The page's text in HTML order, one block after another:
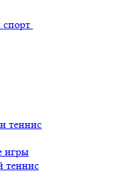
теннис
игры
теннис